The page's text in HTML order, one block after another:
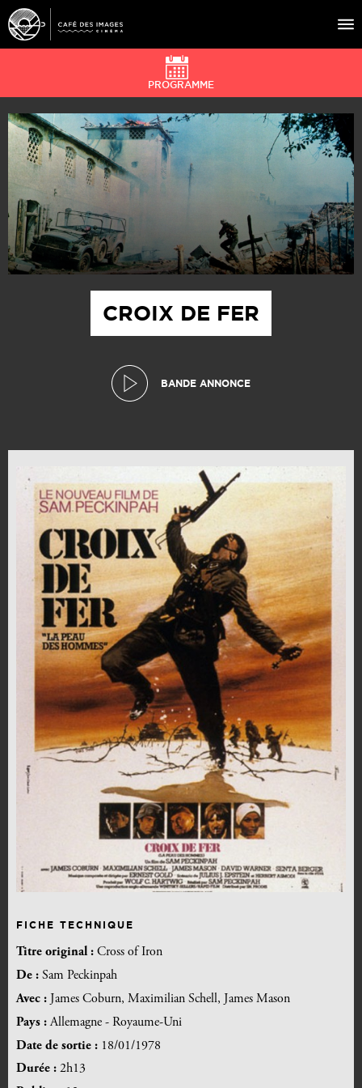
À L’AFFICHE
ÉVÉNEMENTS
CAFÉ DU CINÉ
ÉDUCATION AUX IMAGES
CROIX DE FER
BANDE ANNONCE
FICHE TECHNIQUE
Titre original : Cross of Iron
De : Sam Peckinpah
Avec : James Coburn, Maximilian Schell, James Mason
Pays :Allemagne - Royaume-Uni
Date de sortie : 18/01/1978
Durée : 2h13
PROGRAMME